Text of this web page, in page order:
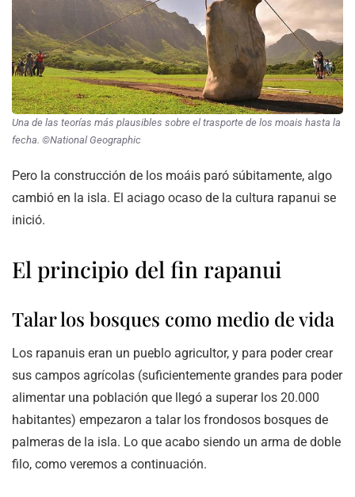
Una de las teorías más plausibles sobre el trasporte de los moais hasta la
fecha. ©National Geographic
Pero la construcción de los moáis paró súbitamente, algo
cambió en la isla. El aciago ocaso de la cultura rapanui se
inició.
El principio del fin rapanui
Talar los bosques como medio de vida
Los rapanuis eran un pueblo agricultor, y para poder crear
sus campos agrícolas (suficientemente grandes para poder
alimentar una población que llegó a superar los 20.000
habitantes) empezaron a talar los frondosos bosques de
palmeras de la isla. Lo que acabo siendo un arma de doble
filo, como veremos a continuación.